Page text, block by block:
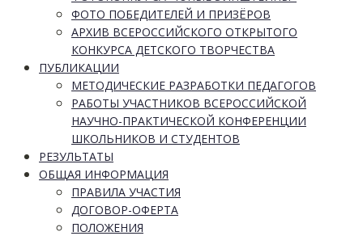
ФОТО ПОБЕДИТЕЛЕЙ И ПРИЗЁРОВ
АРХИВ ВСЕРОССИЙСКОГО ОТКРЫТОГО
КОНКУРСА ДЕТСКОГО ТВОРЧЕСТВА
ПУБЛИКАЦИИ
МЕТОДИЧЕСКИЕ РАЗРАБОТКИ ПЕДАГОГОВ
РАБОТЫ УЧАСТНИКОВ ВСЕРОССИЙСКОЙ
НАУЧНО-ПРАКТИЧЕСКОЙ КОНФЕРЕНЦИИ
ШКОЛЬНИКОВ И СТУДЕНТОВ
РЕЗУЛЬТАТЫ
ОБЩАЯ ИНФОРМАЦИЯ
ПРАВИЛА УЧАСТИЯ
ДОГОВОР-ОФЕРТА
ПОЛОЖЕНИЯ